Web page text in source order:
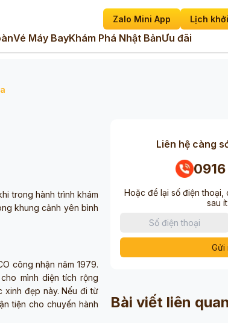
Zalo Mini App Lịch
Vé Máy BayKhám Phá Nhật BảnƯu đãi
trong hành trình khám
khung cảnh yên bình
công nhận năm 1979.
mình diện tích rộng
xinh đẹp này. Nếu đi từ
tiện cho chuyến hành
Liên hệ càng
Hoặc để lại số điện thoại,
sau
Gửi
Bài viết liên quan